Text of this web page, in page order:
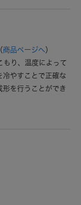
（商品ページへ）
もり、温度によって
冷やすことで正確な
を行うことができ